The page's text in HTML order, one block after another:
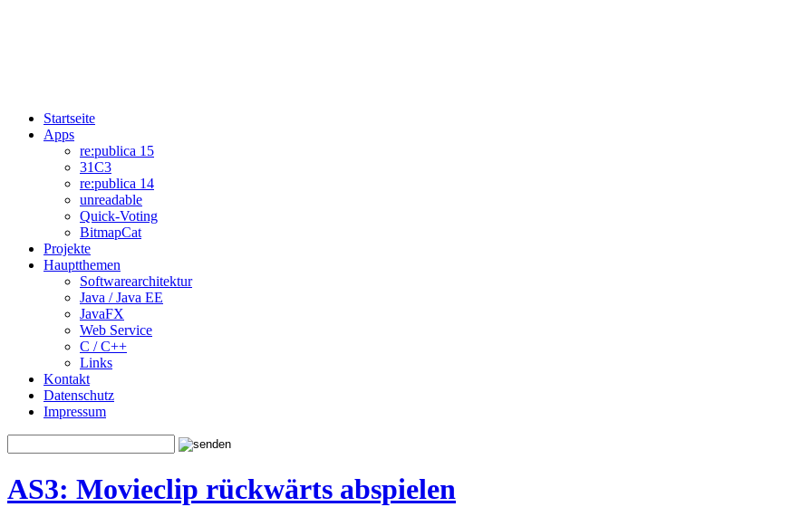
Startseite
Apps
re:publica 15
31C3
re:publica 14
unreadable
Quick-Voting
BitmapCat
Projekte
Hauptthemen
Softwarearchitektur
Java / Java EE
JavaFX
Web Service
C / C++
Links
Kontakt
Datenschutz
Impressum
AS3: Movieclip rückwärts abspielen